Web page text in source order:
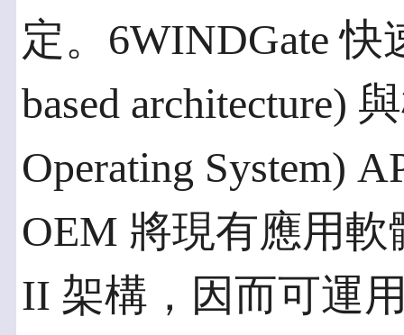
定。6WINDGate 快
based architecture)
Operating System)
OEM 將現有應用軟
II 架構，因而可運